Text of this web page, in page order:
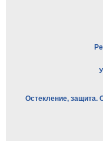
Остекление, защита.